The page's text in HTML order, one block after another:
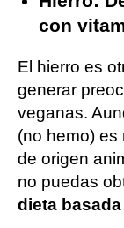
con
El hierro es
generar
veganas.
(no hemo) es
de origen
no puedas
dieta